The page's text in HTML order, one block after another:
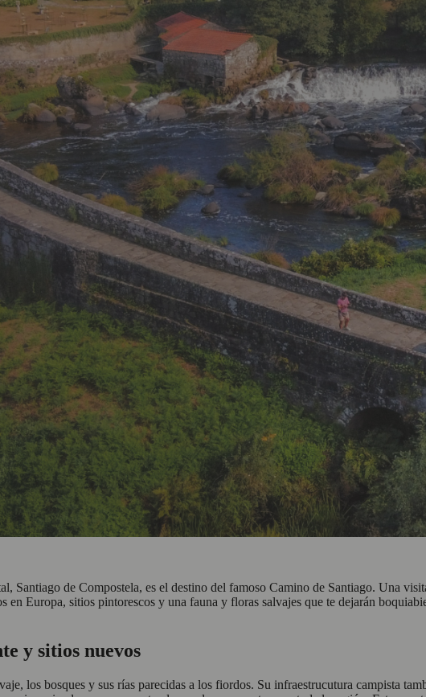
Santiago de Compostela, es el destino del famoso Camino de Santiago. Una
en Europa, sitios pintorescos y una fauna y floras salvajes que te dejarán
y sitios nuevos
los bosques y sus rías parecidas a los fiordos. Su infraestrucutura campista